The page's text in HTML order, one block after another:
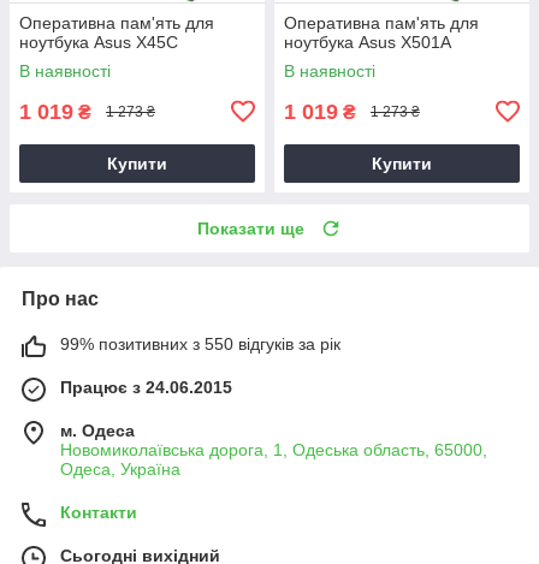
Оперативна пам'ять для
ноутбука Asus X45C
В наявності
1 019 ₴ 1 273 ₴
Купити
Оперативна пам'ять для
ноутбука Asus X501A
В наявності
1 019 ₴ 1 273 ₴
Купити
Показати ще
Про нас
99% позитивних з 550 відгуків за рік
Працює з 24.06.2015
м. Одеса
Новомиколаївська дорога, 1, Одеська область, 65000,
Одеса, Україна
Контакти
Сьогодні вихідний